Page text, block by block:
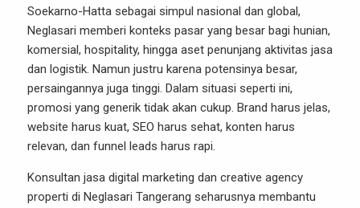
Soekarno-Hatta sebagai simpul nasional dan global,
Neglasari memberi konteks pasar yang besar bagi hunian,
komersial, hospitality, hingga aset penunjang aktivitas jasa
dan logistik. Namun justru karena potensinya besar,
persaingannya juga tinggi. Dalam situasi seperti ini,
promosi yang generik tidak akan cukup. Brand harus jelas,
website harus kuat, SEO harus sehat, konten harus
relevan, dan funnel leads harus rapi.
Konsultan jasa digital marketing dan creative agency
properti di Neglasari Tangerang seharusnya membantu